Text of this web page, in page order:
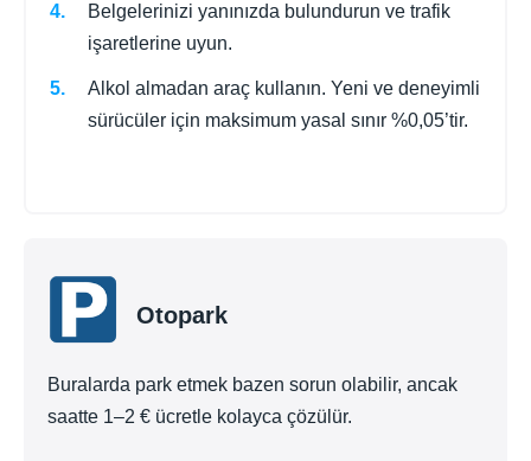
Belgelerinizi yanınızda bulundurun ve trafik
işaretlerine uyun.
Alkol almadan araç kullanın. Yeni ve deneyimli
sürücüler için maksimum yasal sınır %0,05’tir.
Otopark
Buralarda park etmek bazen sorun olabilir, ancak
saatte 1–2 € ücretle kolayca çözülür.